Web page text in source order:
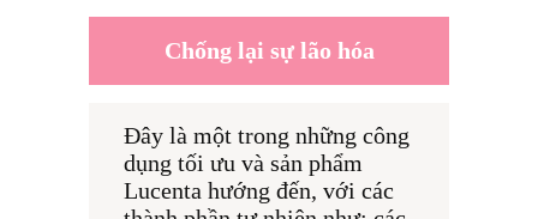
Chống lại sự lão hóa
Đây là một trong những công
dụng tối ưu và sản phẩm
Lucenta hướng đến, với các